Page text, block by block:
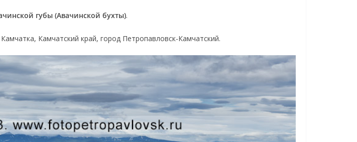
губы (Авачинской бухты).
Камчатский край, город Петропавловск-Камчатский.